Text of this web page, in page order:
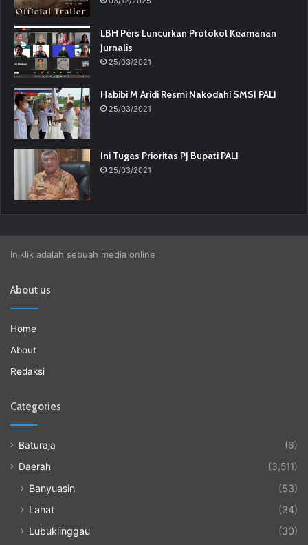
LBH Pers Luncurkan Protokol Keamanan
Jurnalis
25/03/2021
Habibi M Aridi Resmi Nakodahi SMSI PALI
25/03/2021
Ini Tugas Prioritas PJ Bupati PALI
25/03/2021
Iniklik adalah sebuah media online
About us
Home
About
Redaksi
Categories
Baturaja
(6)
Daerah
(3,511)
Banyuasin
(53)
Lahat
(34)
Lubuklinggau
(30)